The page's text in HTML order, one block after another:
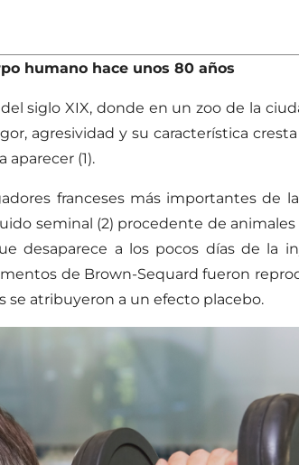
humano hace unos 80 años
siglo XIX, donde en un zoo de la
agresividad y su característica
aparecer (1).
franceses más importantes de
seminal (2) procedente de animales
desaparece a los pocos días de la
de Brown-Sequard fueron
atribuyeron a un efecto placebo.